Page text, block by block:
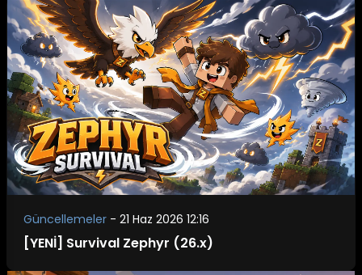
Güncellemeler - 21 Haz 2026 12:16
[YENİ] Survival Zephyr (26.x)